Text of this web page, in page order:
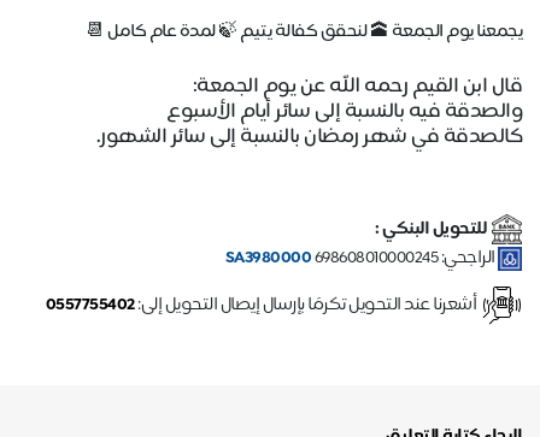
يجمعنا يوم الجمعة 🕋 لنحقق كفالة يتيم 🍃 لمدة عام كامل 📆
قال ابن القيم رحمه الله عن يوم الجمعة:
والصدقة فيه بالنسبة إلى سائر أيام الأسبوع
كالصدقة في شهر رمضان بالنسبة إلى سائر الشهور.
للتحويل البنكي :
الراجحي:698608010000245
SA3980000
أشعرنا عند التحويل تكرمًا بإرسال إيصال التحويل إلى:0557755402